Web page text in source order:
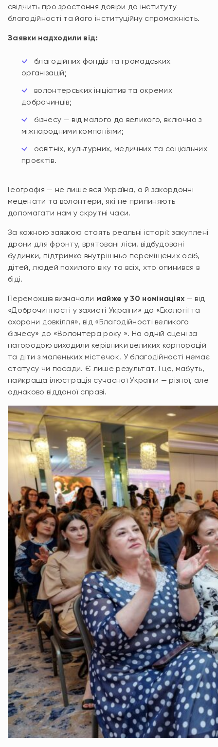
свідчить про зростання довіри до інституту
благодійності та його інституційну спроможність.
Заявки надходили від:
благодійних фондів та громадських
організацій;
волонтерських ініціатив та окремих
доброчинців;
бізнесу — від малого до великого, включно з
міжнародними компаніями;
освітніх, культурних, медичних та соціальних
проєктів.
Географія — не лише вся Україна, а й закордонні
меценати та волонтери, які не припиняють
допомагати нам у скрутні часи.
За кожною заявкою стоять реальні історії: закуплені
дрони для фронту, врятовані ліси, відбудовані
будинки, підтримка внутрішньо переміщених осіб,
дітей, людей похилого віку та всіх, хто опинився в
біді.
Переможців визначали майже у 30 номінаціях — від
«Доброчинності у захисті України» до «Екології та
охорони довкілля», від «Благодійності великого
бізнесу» до «Волонтера року ». На одній сцені за
нагородою виходили керівники великих корпорацій
та діти з маленьких містечок. У благодійності немає
статусу чи посади. Є лише результат. І це, мабуть,
найкраща ілюстрація сучасної України — різної, але
однаково відданої справі.